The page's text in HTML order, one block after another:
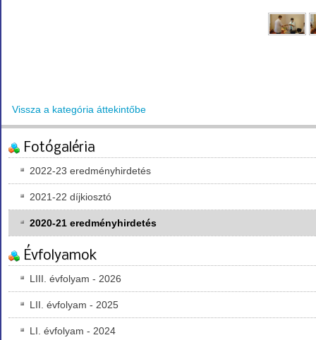
Vissza a kategória áttekintőbe
Fotógaléria
2022-23 eredményhirdetés
2021-22 díjkiosztó
2020-21 eredményhirdetés
Évfolyamok
LIII. évfolyam - 2026
LII. évfolyam - 2025
LI. évfolyam - 2024